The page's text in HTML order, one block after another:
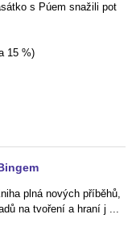
s Púem snažili pot
15 %)
plná nových příběhů,
na tvoření a hraní j ...